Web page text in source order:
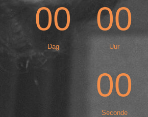
00
Dag
00
Uur
00
Seconde